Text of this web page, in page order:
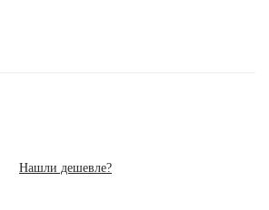
Нашли дешевле?